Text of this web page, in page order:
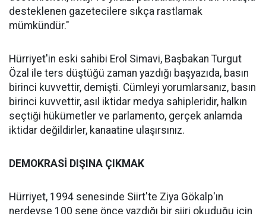
desteklenen gazetecilere sıkça rastlamak
mümkündür."
Hürriyet'in eski sahibi Erol Simavi, Başbakan Turgut
Özal ile ters düştüğü zaman yazdığı başyazıda, basın
birinci kuvvettir, demişti. Cümleyi yorumlarsanız, basın
birinci kuvvettir, asıl iktidar medya sahipleridir, halkın
seçtiği hükümetler ve parlamento, gerçek anlamda
iktidar değildirler, kanaatine ulaşırsınız.
DEMOKRASİ DIŞINA ÇIKMAK
Hürriyet, 1994 senesinde Siirt'te Ziya Gökalp'ın
nerdeyse 100 sene önce yazdığı bir şiiri okuduğu için